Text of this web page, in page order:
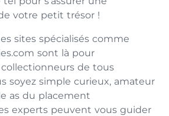
votre petit trésor !
sites spécialisés comme
sont là pour
de tous
soyez simple curieux, amateur
as du placement
experts peuvent vous guider